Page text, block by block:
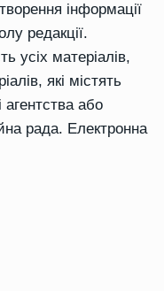
інформації
редакції.
усіх матеріалів,
які містять
агентства або
рада. Електронна